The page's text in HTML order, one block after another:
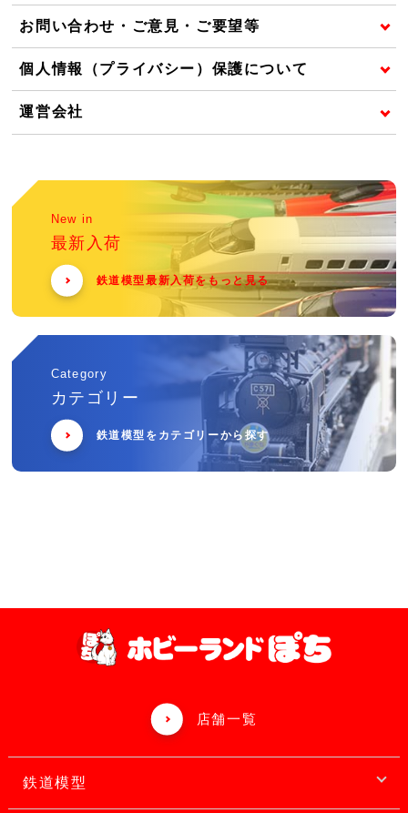
お問い合わせ・ご意見・ご要望等
個人情報（プライバシー）保護について
運営会社
New in
最新入荷
鉄道模型最新入荷をもっと見る
Category
カテゴリー
鉄道模型をカテゴリーから探す
店舗一覧
鉄道模型